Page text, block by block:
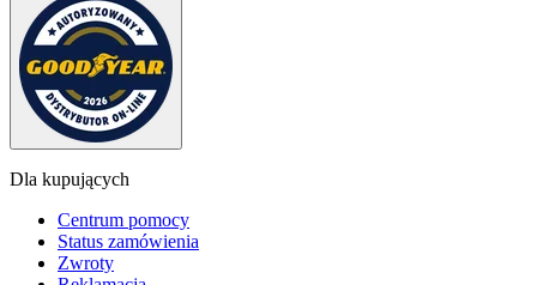
Dla kupujących
Centrum pomocy
Status zamówienia
Zwroty